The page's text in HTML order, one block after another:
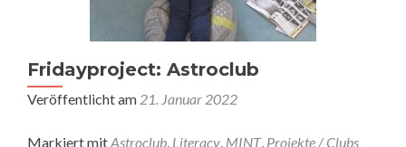
Fridayproject: Astroclub
Veröffentlicht am 21. Januar 2022
Markiert mitAstroclub, Literacy, MINT, Projekte / Clubs